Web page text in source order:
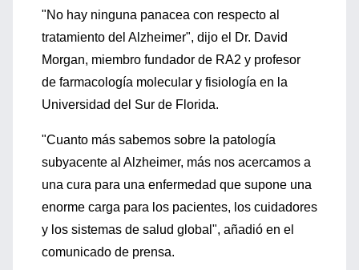
"No hay ninguna panacea con respecto al
tratamiento del Alzheimer", dijo el Dr. David
Morgan, miembro fundador de RA2 y profesor
de farmacología molecular y fisiología en la
Universidad del Sur de Florida.
"Cuanto más sabemos sobre la patología
subyacente al Alzheimer, más nos acercamos a
una cura para una enfermedad que supone una
enorme carga para los pacientes, los cuidadores
y los sistemas de salud global", añadió en el
comunicado de prensa.